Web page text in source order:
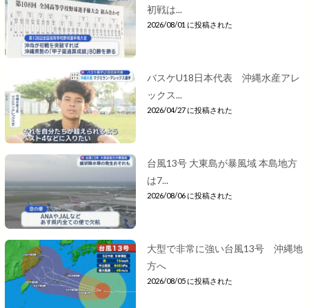
初戦は...
2026/08/01 に投稿された
バスケU18日本代表 沖縄水産アレ
ックス...
2026/04/27 に投稿された
台風13号 大東島が暴風域 本島地方
は7...
2026/08/06 に投稿された
大型で非常に強い台風13号 沖縄地
方へ
2026/08/05 に投稿された